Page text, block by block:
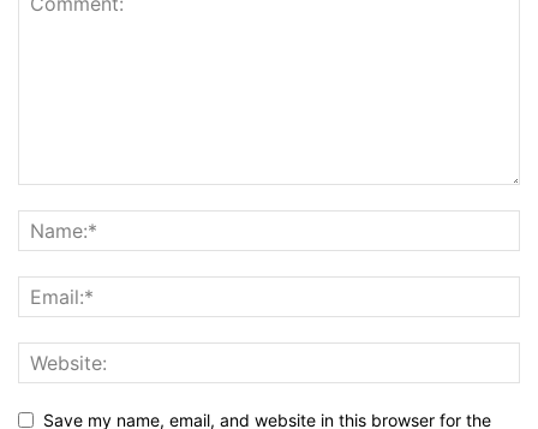
Save my name, email, and website in this browser for the